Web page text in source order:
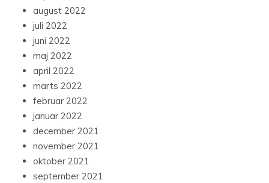
august 2022
juli 2022
juni 2022
maj 2022
april 2022
marts 2022
februar 2022
januar 2022
december 2021
november 2021
oktober 2021
september 2021